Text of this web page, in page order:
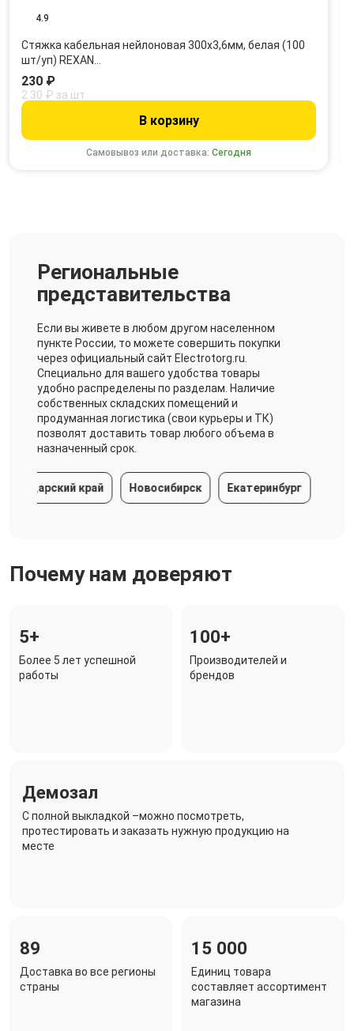
4.9
Стяжка кабельная нейлоновая 300x3,6мм, белая (100
шт/уп) REXAN…
Самовывоз или доставка:Сегодня
230 ₽
2.30 ₽ за шт
В корзину
Региональные
представительства
Если вы живете в любом другом населенном
пункте России, то можете совершить покупки
через официальный сайт Electrotorg.ru.
Специально для вашего удобства товары
удобно распределены по разделам. Наличие
собственных складских помещений и
продуманная логистика (свои курьеры и ТК)
позволят доставить товар любого объема в
назначенный срок.
край Новосибирск Екатеринбург
Почему нам доверяют
5+
Более 5 лет успешной
работы
100+
Производителей и
брендов
Демозал
C полной выкладкой –можно посмотреть,
протестировать и заказать нужную продукцию на
месте
89
Доставка во все регионы
страны
15 000
Единиц товара
составляет ассортимент
магазина